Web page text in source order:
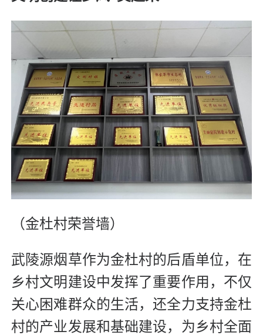
（金杜村荣誉墙）
武陵源烟草作为金杜村的后盾单位，在
乡村文明建设中发挥了重要作用，不仅
关心困难群众的生活，还全力支持金杜
村的产业发展和基础建设，为乡村全面